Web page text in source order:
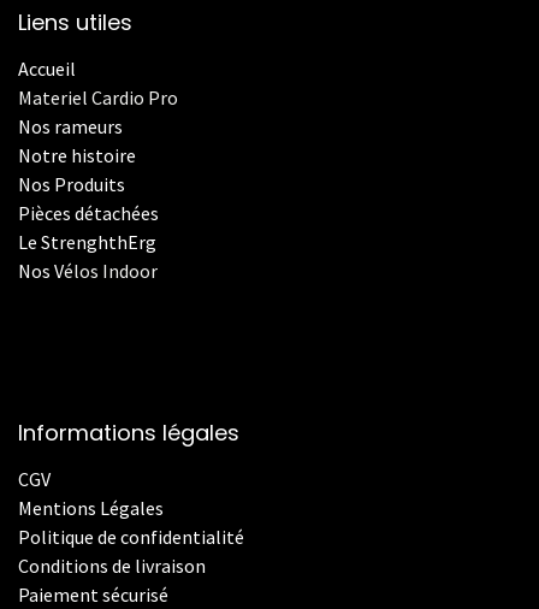
Liens utiles
Accueil
Materiel Cardio Pro
Nos rameurs
Notre histoire
Nos Produits
Pièces détachées
Le StrenghthErg
Nos Vélos Indoor
Informations légales
CGV
Mentions Légales
Politique de confidentialité
Conditions de livraison
Paiement sécurisé